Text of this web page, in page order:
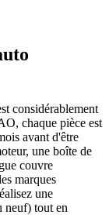
considérablement
chaque pièce est
avant d'être
une boîte de
couvre
marques
une
neuf) tout en